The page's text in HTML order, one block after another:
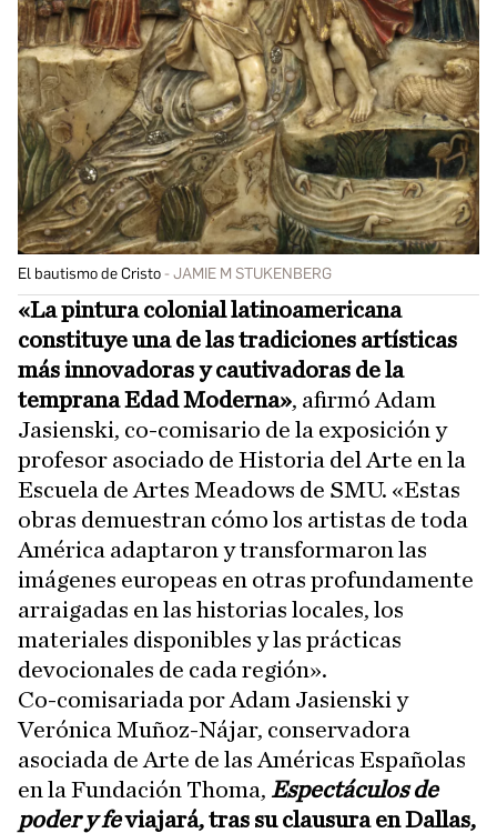
El bautismo de Cristo JAMIE M STUKENBERG
«La pintura colonial latinoamericana
constituye una de las tradiciones artísticas
más innovadoras y cautivadoras de la
temprana Edad Moderna», afirmó Adam
Jasienski, co-comisario de la exposición y
profesor asociado de Historia del Arte en la
Escuela de Artes Meadows de SMU. «Estas
obras demuestran cómo los artistas de toda
América adaptaron y transformaron las
imágenes europeas en otras profundamente
arraigadas en las historias locales, los
materiales disponibles y las prácticas
devocionales de cada región».
Co-comisariada por Adam Jasienski y
Verónica Muñoz-Nájar, conservadora
asociada de Arte de las Américas Españolas
en la Fundación Thoma, Espectáculos de
poder y feviajará, tras su clausura en Dallas,